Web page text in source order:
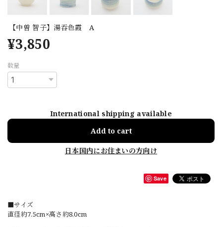
【中曽 智子】湯吞色霞 A
¥3,850
数量
International shipping available
Add to cart
日本国内にお住まいの方向け
Save
■サイズ
直径約7.5cm×高さ約8.0cm